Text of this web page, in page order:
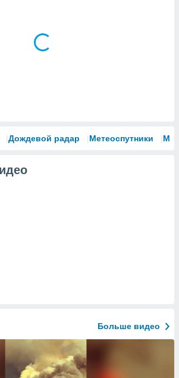
Дождевой радар Метеоспутники
Больше видео